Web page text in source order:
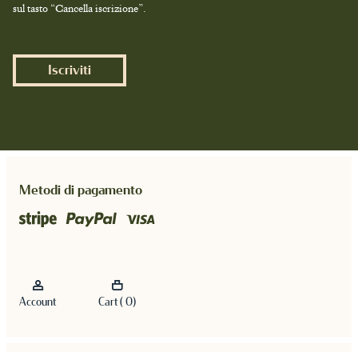
sul tasto “Cancella iscrizione”.
Iscriviti
Metodi di pagamento
Account Cart ( 0)